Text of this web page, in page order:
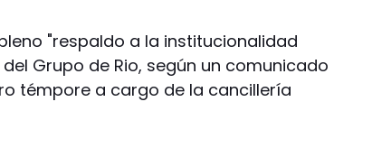
"respaldo a la institucionalidad
Grupo de Rio, según un comunicado
témpore a cargo de la cancillería